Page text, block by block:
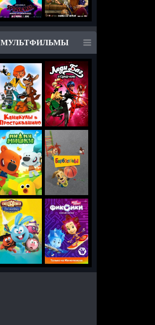
МУЛЬТФИЛЬМЫ